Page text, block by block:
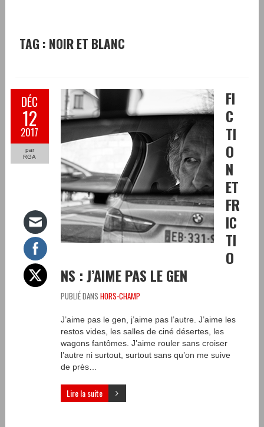
TAG : NOIR ET BLANC
DÉC
12
2017
par
RGA
FI
C
TI
O
N
ET
FR
IC
TI
O
NS : J’AIME PAS LE GEN
PUBLIÉ DANS HORS-CHAMP
J’aime pas le gen, j’aime pas l’autre. J’aime les
restos vides, les salles de ciné désertes, les
wagons fantômes. J’aime rouler sans croiser
l’autre ni surtout, surtout sans qu’on me suive
de près…
Lire la suite